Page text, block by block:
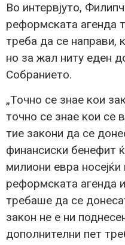
Во интервјуто,
реформската агенда
треба да се направи,
но за жал ниту еден
Собранието.
„Точно се знае кои
точно се знае кои се
тие закони да се
финансиски бенефит
милиони евра
реформската агенда
требаше да се
закон не е ни
дополнителни пет